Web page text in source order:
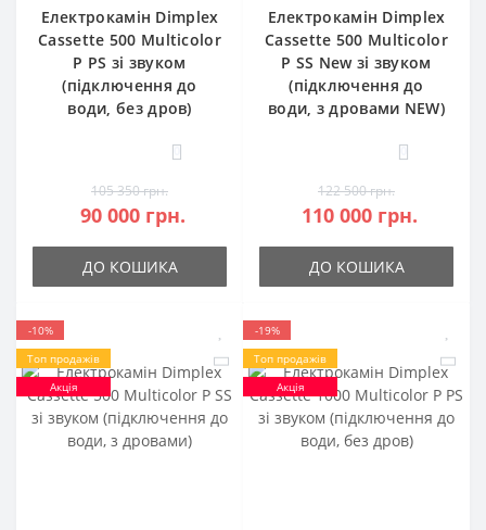
Електрокамін Dimplex
Cassette 500 Multicolor
P PS зі звуком
(підключення до
води, без дров)
0
105 350 грн.
90 000 грн.
ДО КОШИКА
Електрокамін Dimplex
Cassette 500 Multicolor
P SS New зі звуком
(підключення до
води, з дровами NEW)
0
122 500 грн.
110 000 грн.
ДО КОШИКА
-10%
Топ продажів
Акція
-19%
Топ продажів
Акція